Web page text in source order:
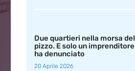
Due quartieri nella morsa del
pizzo. E solo un imprenditore
ha denunciato
20 Aprile 2026